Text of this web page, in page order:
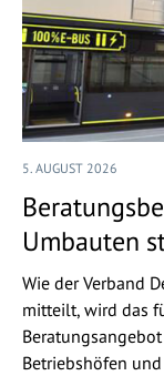
5. AUGUST 2026
Umbauten
Wie der Verband
mitteilt, wird das
Betriebshöfen